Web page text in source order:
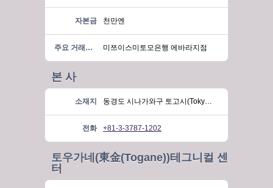
자본금 천만엔
주요 거래은행 미쯔이스미토모은행 에바라지점
본 사
소재지 동경도 시나가와구 토고시(Tokyo, Shinagawa, Togoshi) 5가 15번지 17호
전화 +81-3-3787-1202
토우가네(東金(Togane))테그니컬 센
터